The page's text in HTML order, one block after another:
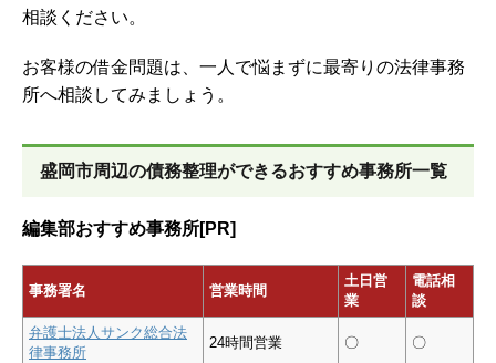
相談ください。
お客様の借金問題は、一人で悩まずに最寄りの法律事務
所へ相談してみましょう。
盛岡市周辺の債務整理ができるおすすめ事務所一覧
編集部おすすめ事務所[PR]
事務署名 営業時間
土日営
業
電話相
談
弁護士法人サンク総合法
律事務所
24時間営業 〇 〇